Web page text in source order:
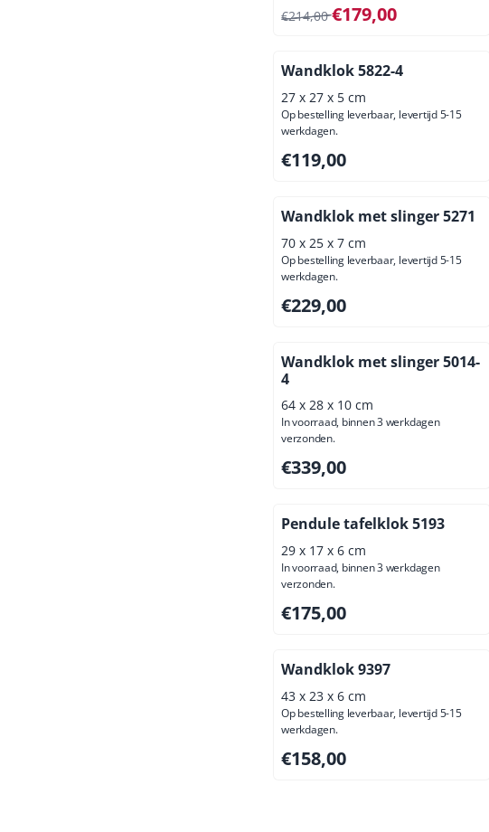
Van 214,00 voor 179,00,
€214,00€179,00
Wandklok 5822-4
27 x 27 x 5 cm
Op bestelling leverbaar, levertijd 5-15
werkdagen.
Prijs: 119,00, exclusief btw: 98,35
€119,00
Wandklok met slinger 5271
70 x 25 x 7 cm
Op bestelling leverbaar, levertijd 5-15
werkdagen.
Prijs: 229,00, exclusief btw:
€229,00
Wandklok met slinger 5014-
4
64 x 28 x 10 cm
In voorraad, binnen 3 werkdagen
verzonden.
Prijs: 339,00, exclusief btw:
€339,00
Pendule tafelklok 5193
29 x 17 x 6 cm
In voorraad, binnen 3 werkdagen
verzonden.
Prijs: 175,00, exclusief btw:
€175,00
Wandklok 9397
43 x 23 x 6 cm
Op bestelling leverbaar, levertijd 5-15
werkdagen.
Prijs: 158,00, exclusief btw:
€158,00